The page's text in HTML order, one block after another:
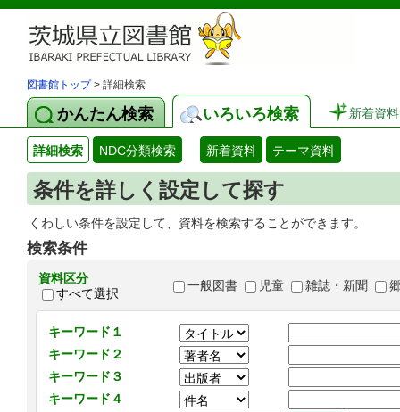
図書館トップ> 詳細検索
かんたん検索 いろいろ検索 新着資料
詳細検索 NDC分類検索 新着資料 テーマ資料
条件を詳しく設定して探す
くわしい条件を設定して、資料を検索することができます。
検索条件
資料区分
すべて選択
一般図書 児童 雑誌・新聞
キーワード１
キーワード２
キーワード３
キーワード４